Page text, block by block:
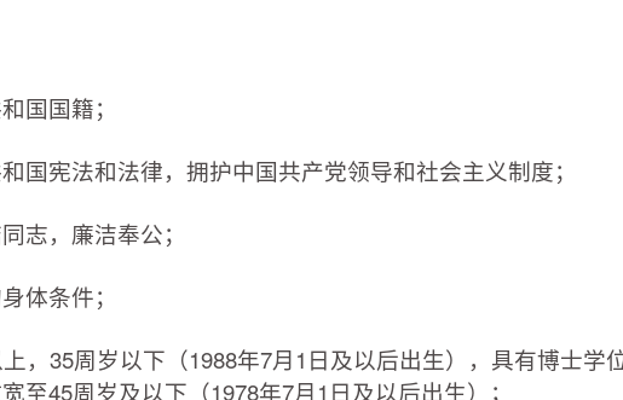
国籍；
宪法和法律，拥护中国共产党领导和社会主义制度；
，廉洁奉公；
条件；
35周岁以下（1988年7月1日及以后出生），具有博士学
至45周岁及以下（1978年7月1日及以后出生）；